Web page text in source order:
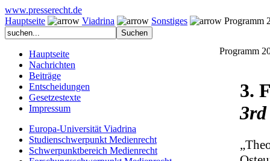
www.presserecht.de
Hauptseite
Viadrina Sonstiges Programm
Hauptseite
Nachrichten
Beiträge
Entscheidungen
Gesetzestexte
Impressum
Europa-Universität Viadrina
Studienschwerpunkt Medienrecht
Schwerpunktbereich Medienrecht
Programm
3.